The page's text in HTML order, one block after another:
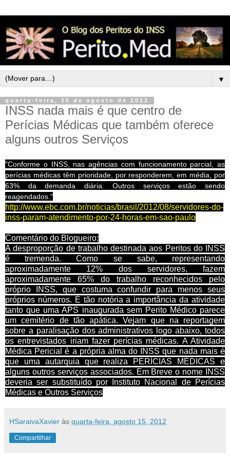
▼
quarta-feira, 15 de agosto de 2012
INSS nada mais é que centro de
Perícias Médicas que também oferece
alguns outros Serviços
"Conforme o INSS, nas agências com funcionamento parcial, as
perícias médicas têm prioridade, por responderem, em média, por
63% da demanda diária . Outros serviços estão sendo
reagendados."
http://www.ebc.com.br/noticias/brasil/2012/08/servidores-do-
inss-param-atendimento-por-24-horas-em-sao-paulo
Comentário do Blogueiro:
A desproporção de trabalho destinada aos Peritos do INSS
é tremenda. Como se sabe, representando
aproximadamente 12% dos servidores, fazem
aproximadamente 65% do trabalho reconhecidos pelo
próprio INSS, que costuma confundir para menos seus
próprios números. É tão notória a importância da atividade
tanto que uma APS inaugurada sem Perito Médico parece
um cemitério de tão apática. Vejam que na reportagem
sobre a paralisação dos administrativos logo abaixo, todos
os entrevistados iriam fazer perícias médicas. A Atividade
Médica Pericial é a própria alma do INSS que nada mais é
que uma autarquia que realiza PERÍCIAS MÉDICAS e
alguns outros serviços associados. Em Breve o nome INSS
deveria ser substituído por Instituto Nacional de Perícias
Médicas e Outros Serviços
HSaraivaXavier às quarta-feira, agosto 15, 2012
Compartilhar